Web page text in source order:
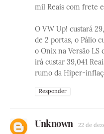
mil Reais com frete
O VW Up! custará
de 2 portas, o Pálio
o Onix na Versão LS
irá custar 39,041
rumo da Hiper-
Responder
Unknown 22 de